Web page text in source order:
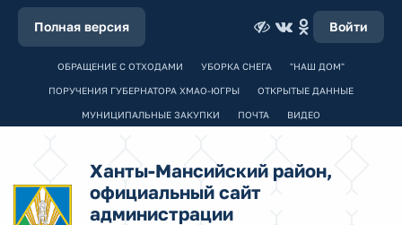
Полная версия Войти
ОБРАЩЕНИЕ С ОТХОДАМИ УБОРКА СНЕГА "НАШ ДОМ"
ПОРУЧЕНИЯ ГУБЕРНАТОРА ХМАО-ЮГРЫ ОТКРЫТЫЕ ДАННЫЕ
МУНИЦИПАЛЬНЫЕ ЗАКУПКИ ПОЧТА ВИДЕО
Ханты-Мансийский район,
официальный сайт
администрации